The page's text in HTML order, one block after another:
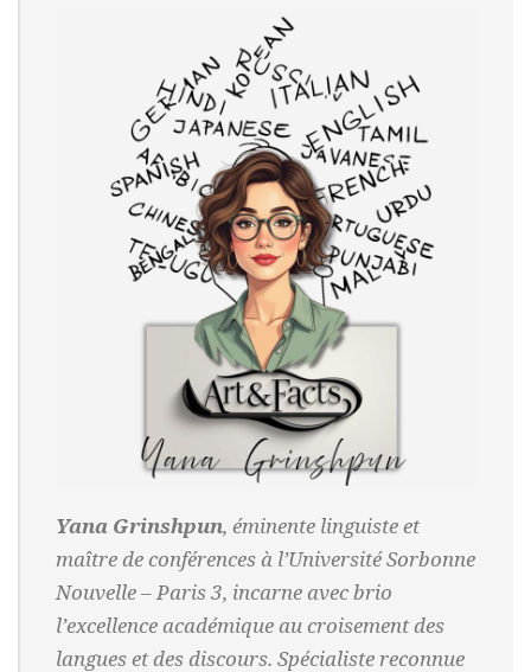
Yana Grinshpun, éminente linguiste et
maître de conférences à l’Université Sorbonne
Nouvelle – Paris 3, incarne avec brio
l’excellence académique au croisement des
langues et des discours. Spécialiste reconnue